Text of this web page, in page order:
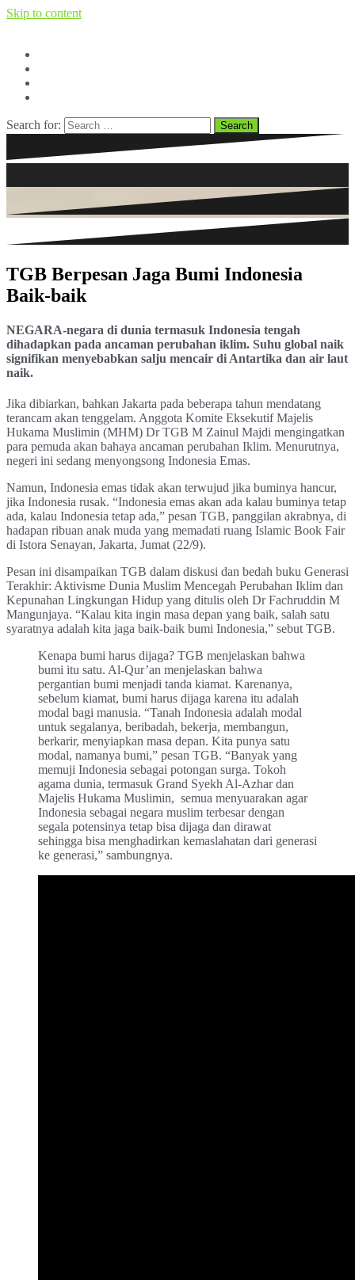
Skip to content
Search for:
TGB Berpesan Jaga Bumi Indonesia
Baik-baik
NEGARA-negara di dunia termasuk Indonesia tengah
dihadapkan pada ancaman perubahan iklim. Suhu global naik
signifikan menyebabkan salju mencair di Antartika dan air laut
naik.
Jika dibiarkan, bahkan Jakarta pada beberapa tahun mendatang
terancam akan tenggelam. Anggota Komite Eksekutif Majelis
Hukama Muslimin (MHM) Dr TGB M Zainul Majdi mengingatkan
para pemuda akan bahaya ancaman perubahan Iklim. Menurutnya,
negeri ini sedang menyongsong Indonesia Emas.
Namun, Indonesia emas tidak akan terwujud jika buminya hancur,
jika Indonesia rusak. “Indonesia emas akan ada kalau buminya tetap
ada, kalau Indonesia tetap ada,” pesan TGB, panggilan akrabnya, di
hadapan ribuan anak muda yang memadati ruang Islamic Book Fair
di Istora Senayan, Jakarta, Jumat (22/9).
Pesan ini disampaikan TGB dalam diskusi dan bedah buku Generasi
Terakhir: Aktivisme Dunia Muslim Mencegah Perubahan Iklim dan
Kepunahan Lingkungan Hidup yang ditulis oleh Dr Fachruddin M
Mangunjaya. “Kalau kita ingin masa depan yang baik, salah satu
syaratnya adalah kita jaga baik-baik bumi Indonesia,” sebut TGB.
Kenapa bumi harus dijaga? TGB menjelaskan bahwa
bumi itu satu. Al-Qur’an menjelaskan bahwa
pergantian bumi menjadi tanda kiamat. Karenanya,
sebelum kiamat, bumi harus dijaga karena itu adalah
modal bagi manusia. “Tanah Indonesia adalah modal
untuk segalanya, beribadah, bekerja, membangun,
berkarir, menyiapkan masa depan. Kita punya satu
modal, namanya bumi,” pesan TGB. “Banyak yang
memuji Indonesia sebagai potongan surga. Tokoh
agama dunia, termasuk Grand Syekh Al-Azhar dan
Majelis Hukama Muslimin, semua menyuarakan agar
Indonesia sebagai negara muslim terbesar dengan
segala potensinya tetap bisa dijaga dan dirawat
sehingga bisa menghadirkan kemaslahatan dari generasi
ke generasi,” sambungnya.